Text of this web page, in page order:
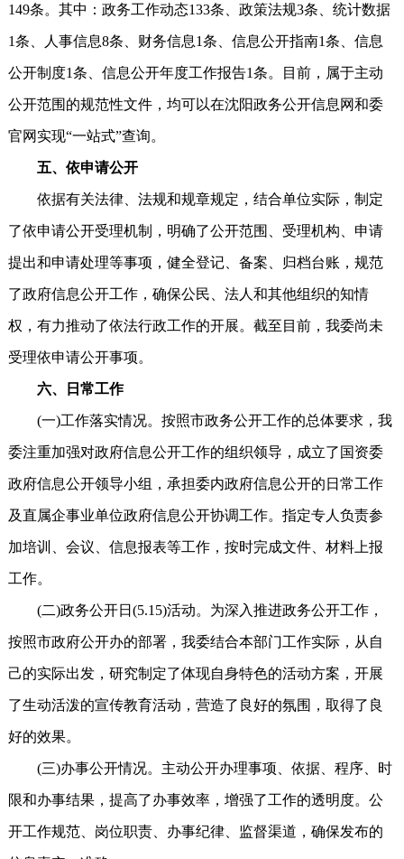
149条。其中：政务工作动态133条、政策法规3条、统计数据
1条、人事信息8条、财务信息1条、信息公开指南1条、信息
公开制度1条、信息公开年度工作报告1条。目前，属于主动
公开范围的规范性文件，均可以在沈阳政务公开信息网和委
官网实现“一站式”查询。
五、依申请公开
依据有关法律、法规和规章规定，结合单位实际，制定
了依申请公开受理机制，明确了公开范围、受理机构、申请
提出和申请处理等事项，健全登记、备案、归档台账，规范
了政府信息公开工作，确保公民、法人和其他组织的知情
权，有力推动了依法行政工作的开展。截至目前，我委尚未
受理依申请公开事项。
六、日常工作
(一)工作落实情况。按照市政务公开工作的总体要求，我
委注重加强对政府信息公开工作的组织领导，成立了国资委
政府信息公开领导小组，承担委内政府信息公开的日常工作
及直属企事业单位政府信息公开协调工作。指定专人负责参
加培训、会议、信息报表等工作，按时完成文件、材料上报
工作。
(二)政务公开日(5.15)活动。为深入推进政务公开工作，
按照市政府公开办的部署，我委结合本部门工作实际，从自
己的实际出发，研究制定了体现自身特色的活动方案，开展
了生动活泼的宣传教育活动，营造了良好的氛围，取得了良
好的效果。
(三)办事公开情况。主动公开办理事项、依据、程序、时
限和办事结果，提高了办事效率，增强了工作的透明度。公
开工作规范、岗位职责、办事纪律、监督渠道，确保发布的